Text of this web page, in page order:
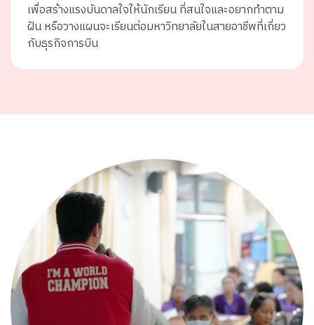
เพื่อสร้างแรงบันดาลใจให้นักเรียนที่สนใจและอยากทำตาม
ฝัน หรือวางแผนจะเรียนต่อมหาวิทยาลัยในสายอาชีพที่เกี่ยว
กับธุรกิจการบิน